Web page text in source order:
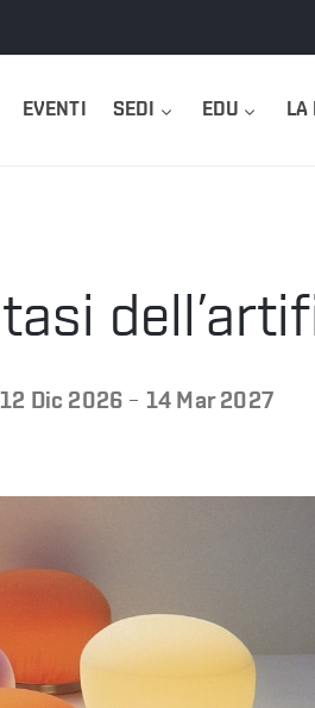
EVENTI SEDI EDU LA
12 Dic 2026 - 14 Mar 2027